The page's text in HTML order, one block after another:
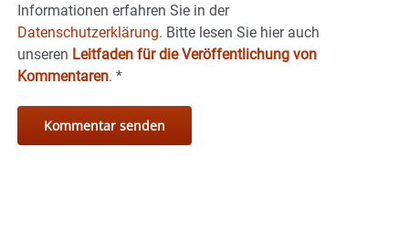
Informationen erfahren Sie in der
Datenschutzerklärung. Bitte lesen Sie hier auch
unseren Leitfaden für die Veröffentlichung von
Kommentaren. *